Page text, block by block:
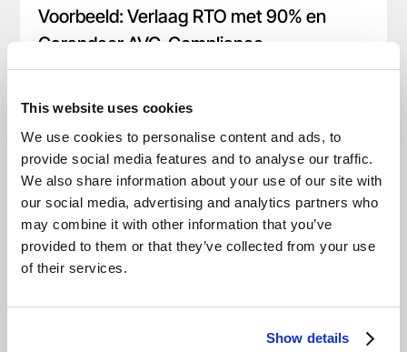
This website uses cookies
We use cookies to personalise content and ads, to
provide social media features and to analyse our traffic.
We also share information about your use of our site with
our social media, advertising and analytics partners who
may combine it with other information that you’ve
provided to them or that they’ve collected from your use
of their services.
Show details
Voorbeeld: Verlaag RTO met 90% en
Garandeer AVG-Compliance
Christian Kaul
01.12.2025
Data Replicatie Optimaliseren voor AVG-